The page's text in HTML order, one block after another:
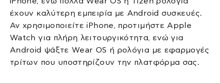
έχουν καλύτερη εμπειρία με Android συσκευές.
Αν χρησιμοποιείτε iPhone, προτιμήστε Apple
Watch για πλήρη λειτουργικότητα, ενώ για
Android ψάξτε Wear OS ή ρολόγια με εφαρμογές
τρίτων που υποστηρίζουν την πλατφόρμα σας.